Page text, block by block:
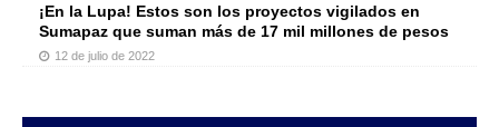
¡En la Lupa! Estos son los proyectos vigilados en
Sumapaz que suman más de 17 mil millones de pesos
12 de julio de 2022